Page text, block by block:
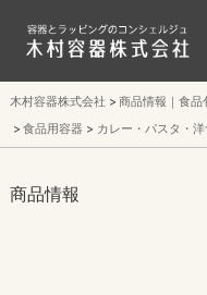
木村容器株式会社
商品情報｜食品
食品用容器
カレー・パスタ・洋
商品情報